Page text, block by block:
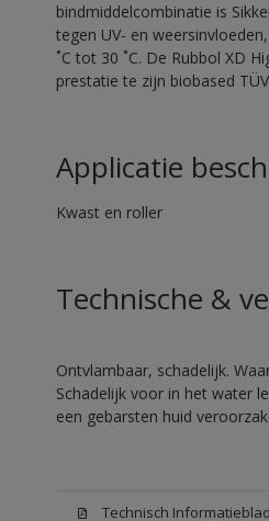
bindmiddelcombinatie is
tegen UV- en
˚C tot 30 ˚C. De Rubbol XD
prestatie te zijn biobased
Applicatie
Kwast en roller
Technische &
Ontvlambaar, schadelijk.
Schadelijk voor in het water
een gebarsten huid
Technisch